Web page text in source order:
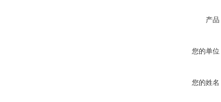
产品
您的单位
您的姓名